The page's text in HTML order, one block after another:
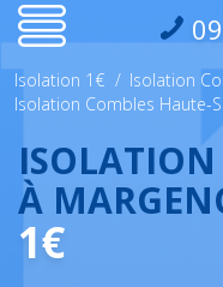
Isolation 1€ / Isolation
Isolation Combles Haute-
ISOLATION
À
1€